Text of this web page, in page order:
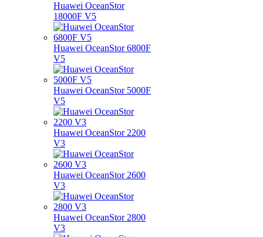
Huawei OceanStor
18000F V5
Huawei OceanStor 6800F
V5
Huawei OceanStor 5000F
V5
Huawei OceanStor 2200
V3
Huawei OceanStor 2600
V3
Huawei OceanStor 2800
V3